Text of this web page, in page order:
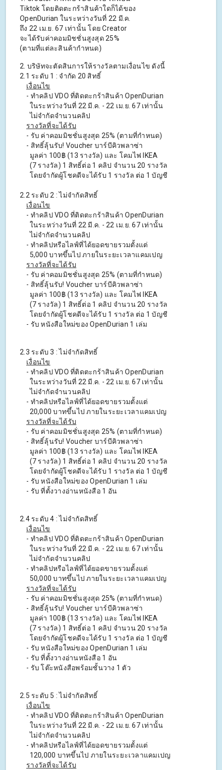
Tiktok โดยติดตะกร้าสินค้าใดก็ได้ของ
OpenDurian ในระหว่างวันที่ 22 มี.ค.
ถึง 22 เม.ย. 67 เท่านั้น โดย Creator
จะได้รับค่าคอมมิชชั่นสูงสุด 25%
(ตามที่แต่ละสินค้ากําหนด)
2. บริษัทจะตัดสินการให้รางวัลตามเงื่อนไข ดังนี้
2.1 ระดับ 1 : จํากัด 20 สิทธิ์
เงื่อนไข
- ทําคลิป VDO ที่ติดตะกร้าสินค้า OpenDurian
ในระหว่างวันที่ 22 มี.ค. - 22 เม.ย. 67 เท่านั้น
ไม่จำกัดจำนวนคลิป
รางวัลที่จะได้รับ
- รับ ค่าคอมมิชชั่นสูงสุด 25% (ตามที่กําหนด)
- สิทธิ์ลุ้นรับ! Voucher บาร์บีคิวพลาซ่า
มูลค่า 100฿ (13 รางวัล) และ โคมไฟ IKEA
(7 รางวัล) 1 สิทธิ์ต่อ 1 คลิป จํานวน 20 รางวัล
โดยจำกัดผู้โชคดีจะได้รับ 1 รางวัล ต่อ 1 บัญชี
2.2 ระดับ 2 : ไม่จํากัดสิทธิ์
เงื่อนไข
- ทําคลิป VDO ที่ติดตะกร้าสินค้า OpenDurian
ในระหว่างวันที่ 22 มี.ค. - 22 เม.ย. 67 เท่านั้น
ไม่จำกัดจำนวนคลิป
- ทําคลิปหรือไลฟ์ที่ได้ยอดขายรวมตั้งแต่
5,000 บาทขึ้นไป ภายในระยะเวลาแคมเปญ
รางวัลที่จะได้รับ
- รับ ค่าคอมมิชชั่นสูงสุด 25% (ตามที่กําหนด)
- สิทธิ์ลุ้นรับ! Voucher บาร์บีคิวพลาซ่า
มูลค่า 100฿ (13 รางวัล) และ โคมไฟ IKEA
(7 รางวัล) 1 สิทธิ์ต่อ 1 คลิป จํานวน 20 รางวัล
โดยจำกัดผู้โชคดีจะได้รับ 1 รางวัล ต่อ 1 บัญชี
- รับ หนังสือใหม่ของ OpenDurian 1 เล่ม
2.3 ระดับ 3 : ไม่จํากัดสิทธิ์
เงื่อนไข
- ทําคลิป VDO ที่ติดตะกร้าสินค้า OpenDurian
ในระหว่างวันที่ 22 มี.ค. - 22 เม.ย. 67 เท่านั้น
ไม่จำกัดจำนวนคลิป
- ทําคลิปหรือไลฟ์ที่ได้ยอดขายรวมตั้งแต่
20,000 บาทขึ้นไป ภายในระยะเวลาแคมเปญ
รางวัลที่จะได้รับ
- รับ ค่าคอมมิชชั่นสูงสุด 25% (ตามที่กําหนด)
- สิทธิ์ลุ้นรับ! Voucher บาร์บีคิวพลาซ่า
มูลค่า 100฿ (13 รางวัล) และ โคมไฟ IKEA
(7 รางวัล) 1 สิทธิ์ต่อ 1 คลิป จํานวน 20 รางวัล
โดยจำกัดผู้โชคดีจะได้รับ 1 รางวัล ต่อ 1 บัญชี
- รับ หนังสือใหม่ของ OpenDurian 1 เล่ม
- รับ ที่ตั้งวางอ่านหนังสือ 1 อัน
2.4 ระดับ 4 : ไม่จํากัดสิทธิ์
เงื่อนไข
- ทําคลิป VDO ที่ติดตะกร้าสินค้า OpenDurian
ในระหว่างวันที่ 22 มี.ค. - 22 เม.ย. 67 เท่านั้น
ไม่จำกัดจำนวนคลิป
- ทําคลิปหรือไลฟ์ที่ได้ยอดขายรวมตั้งแต่
50,000 บาทขึ้นไป ภายในระยะเวลาแคมเปญ
รางวัลที่จะได้รับ
- รับ ค่าคอมมิชชั่นสูงสุด 25% (ตามที่กําหนด)
- สิทธิ์ลุ้นรับ! Voucher บาร์บีคิวพลาซ่า
มูลค่า 100฿ (13 รางวัล) และ โคมไฟ IKEA
(7 รางวัล) 1 สิทธิ์ต่อ 1 คลิป จํานวน 20 รางวัล
โดยจำกัดผู้โชคดีจะได้รับ 1 รางวัล ต่อ 1 บัญชี
- รับ หนังสือใหม่ของ OpenDurian 1 เล่ม
- รับ ที่ตั้งวางอ่านหนังสือ 1 อัน
- รับ โต๊ะหนังสือพร้อมชั้นวาง 1 ตัว
2.5 ระดับ 5 : ไม่จํากัดสิทธิ์
เงื่อนไข
- ทําคลิป VDO ที่ติดตะกร้าสินค้า OpenDurian
ในระหว่างวันที่ 22 มี.ค. - 22 เม.ย. 67 เท่านั้น
ไม่จำกัดจำนวนคลิป
- ทําคลิปหรือไลฟ์ที่ได้ยอดขายรวมตั้งแต่
120,000 บาทขึ้นไป ภายในระยะเวลาแคมเปญ
รางวัลที่จะได้รับ